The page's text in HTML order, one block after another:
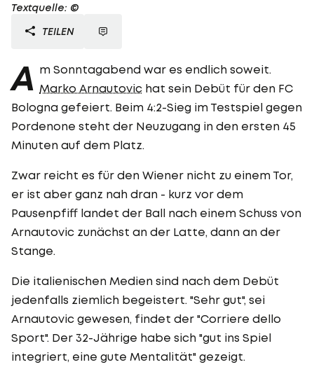
Textquelle: ©
TEILEN
A m Sonntagabend war es endlich soweit.
Marko Arnautovic hat sein Debüt für den FC
Bologna gefeiert. Beim 4:2-Sieg im Testspiel gegen
Pordenone steht der Neuzugang in den ersten 45
Minuten auf dem Platz.
Zwar reicht es für den Wiener nicht zu einem Tor,
er ist aber ganz nah dran - kurz vor dem
Pausenpfiff landet der Ball nach einem Schuss von
Arnautovic zunächst an der Latte, dann an der
Stange.
Die italienischen Medien sind nach dem Debüt
jedenfalls ziemlich begeistert. "Sehr gut", sei
Arnautovic gewesen, findet der "Corriere dello
Sport". Der 32-Jährige habe sich "gut ins Spiel
integriert, eine gute Mentalität" gezeigt.